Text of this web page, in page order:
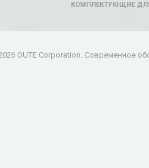
КОМПЛЕКТУЮЩИЕ
OUTE Corporation. Современное